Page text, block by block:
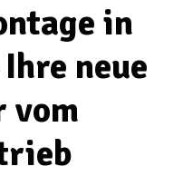
in
neue
vom